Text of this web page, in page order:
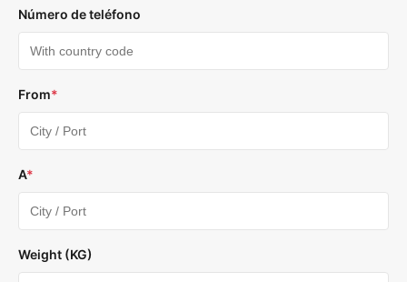
Número de teléfono
From*
A*
Weight (KG)